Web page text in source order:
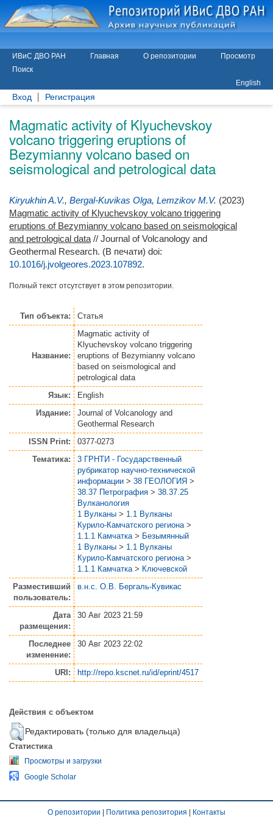
ИВиС ДВО РАН Главная О репозитории
Просмотр
Поиск
English
Вход Регистрация
Magmatic activity of Klyuchevskoy
volcano triggering eruptions of
Bezymianny volcano based on
seismological and petrological data
Kiryukhin A.V., Bergal-Kuvikas Olga, Lemzikov M.V. (2023)
Magmatic activity of Klyuchevskoy volcano triggering
eruptions of Bezymianny volcano based on seismological
and petrological data // Journal of Volcanology and
Geothermal Research. (В печати) doi:
10.1016/j.jvolgeores.2023.107892.
Полный текст отсутствует в этом репозитории.
Тип объекта: Статья
Название:
Magmatic activity of
Klyuchevskoy volcano triggering
eruptions of Bezymianny volcano
based on seismological and
petrological data
Язык:
English
Издание:
Journal of Volcanology and
Geothermal Research
ISSN Print:
0377-0273
Тематика:
3 ГРНТИ - Государственный
рубрикатор научно-технической
информации > 38 ГЕОЛОГИЯ >
38.37 Петрография > 38.37.25
Вулканология
1 Вулканы > 1.1 Вулканы
Курило-Камчатского региона >
1.1.1 Камчатка > Безымянный
1 Вулканы > 1.1 Вулканы
Курило-Камчатского региона >
1.1.1 Камчатка > Ключевской
Разместивший
пользователь:
в.н.с. О.В. Бергаль-Кувикас
Дата
размещения:
30 Авг 2023 21:59
Последнее
изменение:
30 Авг 2023 22:02
URI: http://repo.kscnet.ru/id/eprint/4517
Действия с объектом
Редактировать (только для владельца)
Статистика
Просмотры и загрузки
Google Scholar
О репозитории | Политика репозитория | Контакты